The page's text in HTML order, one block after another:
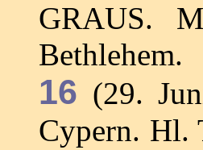
GRAUS.
Bethlehem.
16 (29.
Cypern. Hl.